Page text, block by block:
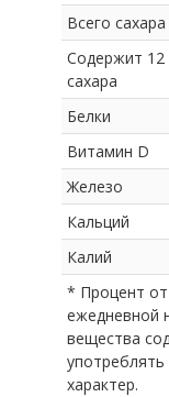
Всего сахара
Содержит 12
сахара
Белки
Витамин D
Железо
Кальций
Калий
* Процент от
ежедневной
вещества
характер.